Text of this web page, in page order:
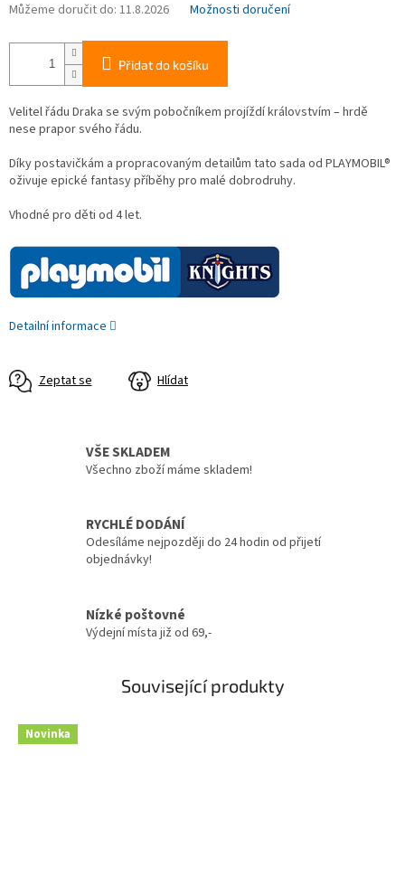
Můžeme doručit do: 11.8.2026 Možnosti doručení
Přidat do košíku
Velitel řádu Draka se svým pobočníkem projíždí královstvím – hrdě
nese prapor svého řádu.
Díky postavičkám a propracovaným detailům tato sada od PLAYMOBIL®
oživuje epické fantasy příběhy pro malé dobrodruhy.
Vhodné pro děti od 4 let.
Detailní informace
Zeptat se Hlídat
VŠE SKLADEM
Všechno zboží máme skladem!
RYCHLÉ DODÁNÍ
Odesíláme nejpozději do 24 hodin od přijetí
objednávky!
Nízké poštovné
Výdejní místa již od 69,-
Související produkty
Novinka